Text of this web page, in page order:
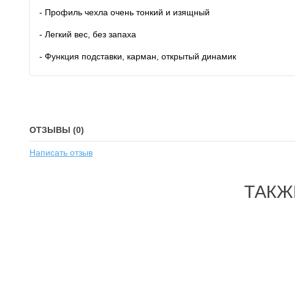
- Профиль чехла очень тонкий и изящный
- Легкий вес, без запаха
- Функция подставки, карман, открытый динамик
ОТЗЫВЫ (0)
Написать отзыв